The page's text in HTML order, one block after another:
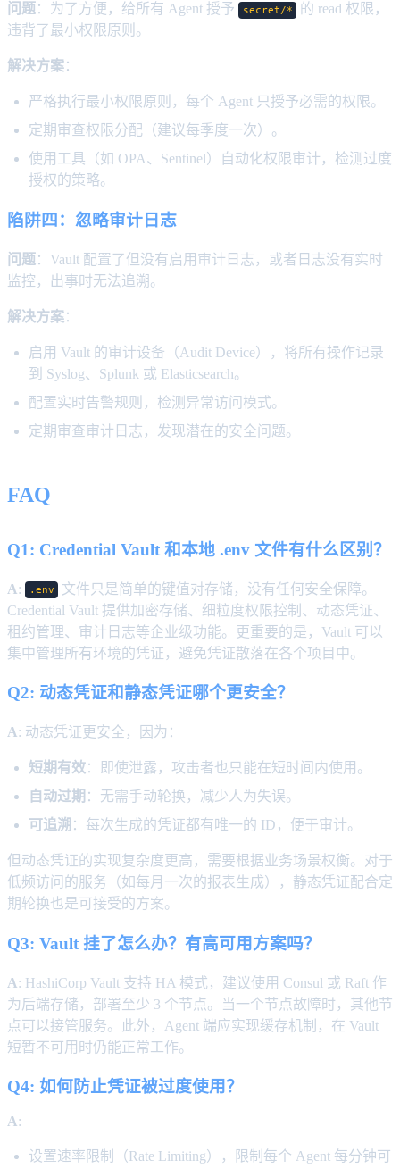
问题：为了方便，给所有 Agent 授予 secret/*
的 read 权限，
违背了最小权限原则。
解决方案：
严格执行最小权限原则，每个 Agent 只授予必需的权限。
定期审查权限分配（建议每季度一次）。
使用工具（如 OPA、Sentinel）自动化权限审计，检测过度
授权的策略。
陷阱四：忽略审计日志
问题：Vault 配置了但没有启用审计日志，或者日志没有实时
监控，出事时无法追溯。
解决方案：
启用 Vault 的审计设备（Audit Device），将所有操作记录
到 Syslog、Splunk 或 Elasticsearch。
配置实时告警规则，检测异常访问模式。
定期审查审计日志，发现潜在的安全问题。
FAQ
Q1: Credential Vault 和本地 .env 文件有什么区别？
A: .env
文件只是简单的键值对存储，没有任何安全保障。
Credential Vault 提供加密存储、细粒度权限控制、动态凭证、
租约管理、审计日志等企业级功能。更重要的是，Vault 可以
集中管理所有环境的凭证，避免凭证散落在各个项目中。
Q2: 动态凭证和静态凭证哪个更安全？
A: 动态凭证更安全，因为：
短期有效：即使泄露，攻击者也只能在短时间内使用。
自动过期 ：无需手动轮换，减少人为失误。
可追溯 ：每次生成的凭证都有唯一的 ID，便于审计。
但动态凭证的实现复杂度更高，需要根据业务场景权衡。对于
低频访问的服务（如每月一次的报表生成），静态凭证配合定
期轮换也是可接受的方案。
Q3: Vault 挂了怎么办？有高可用方案吗？
A: HashiCorp Vault 支持 HA 模式，建议使用 Consul 或 Raft 作
为后端存储，部署至少 3 个节点。当一个节点故障时，其他节
点可以接管服务。此外，Agent 端应实现缓存机制，在 Vault
短暂不可用时仍能正常工作。
Q4: 如何防止凭证被过度使用？
A:
设置速率限制（Rate Limiting），限制每个 Agent 每分钟可